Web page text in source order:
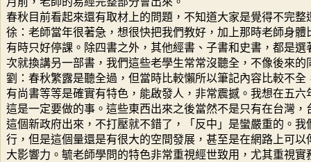
春秋目前看起來還有取材上的問題，不知道大家是覺得不完整
徐：老師當年很著急，想很快把我們教好，加上那時老師身
有時只好停課。除四書之外，其他經書、子書和史書，都是
次就換講叧一部書，我們這些老學生常常沒聽全，不像後來
劉：春秋繁露是聽全過，但當時比較懶所以筆記內容比較不
有尚書等等是確實有特色，能啟發人，非常震撼。我想在五
這是一定要做的事。這些東西出來之後當然不是只有在台灣
這個新政府出來，不打壓就不錯了，「反中」是蠻嚴重的。
行，但是這個量還是有很大的空間發展，甚至是在網路上可
大影響力。毓老師學問的特色非常重視經世致用，尤其重視